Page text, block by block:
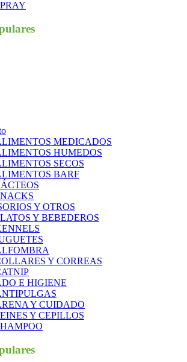
MEDICADOS
HUMEDOS
SECOS
BARF
Y OTROS
Y BEBEDEROS
Y CORREAS
E HIGIENE
Y CUIDADO
Y CEPILLOS